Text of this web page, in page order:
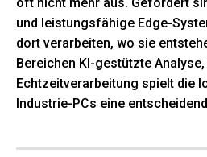
und leistungsfähige Edge-
dort verarbeiten, wo sie
Bereichen KI-gestützte
Echtzeitverarbeitung spielt die
Industrie-PCs eine